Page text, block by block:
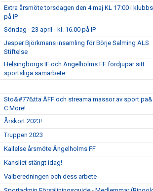
Extra årsmöte torsdagen den 4 maj KL 17:00 i
på IP
Söndag - 23 april - kl. 16.00 på IP
Jesper Björkmans insamling för Börje Salming ALS
Stiftelse
Helsingborgs IF och Ängelholms FF fördjupar sitt
sportsliga samarbete
Sto&#776;tta ÄFF och streama massor av sport
C More!
Årskort 2023!
Truppen 2023
Kallelse årsmöte Ängelholms FF
Kansliet stängt idag!
Valberedningen och dess arbete